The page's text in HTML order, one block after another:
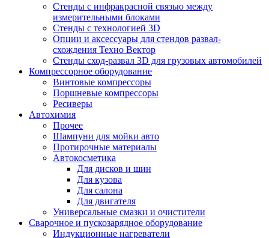
Стенды с инфракрасной связью между
измерительными блоками
Стенды с технологией 3D
Опции и аксессуары для стендов развал-
схождения Техно Вектор
Стенды сход-развал 3D для грузовых автомобилей
Компрессорное оборудование
Винтовые компрессоры
Поршневые компрессоры
Ресиверы
Автохимия
Прочее
Шампуни для мойки авто
Протирочные материалы
Автокосметика
Для дисков и шин
Для кузова
Для салона
Для двигателя
Универсальные смазки и очистители
Сварочное и пускозарядное оборудование
Индукционные нагреватели